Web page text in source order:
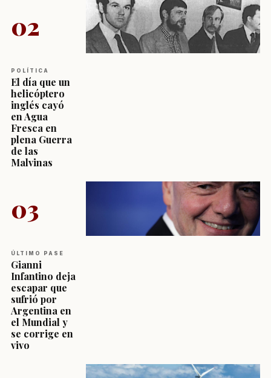
02
POLÍTICA
El día que un
helicóptero
inglés cayó
en Agua
Fresca en
plena Guerra
de las
Malvinas
03
ÚLTIMO PASE
Gianni
Infantino deja
escapar que
sufrió por
Argentina en
el Mundial y
se corrige en
vivo